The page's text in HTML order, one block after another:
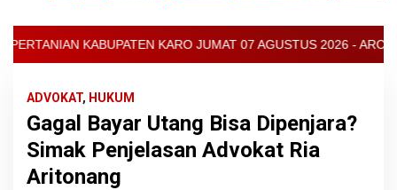
KARO JUMAT 07 AGUSTUS 2026 - ARCIS BERASTAGI :
ADVOKAT, HUKUM
Gagal Bayar Utang Bisa Dipenjara?
Simak Penjelasan Advokat Ria
Aritonang